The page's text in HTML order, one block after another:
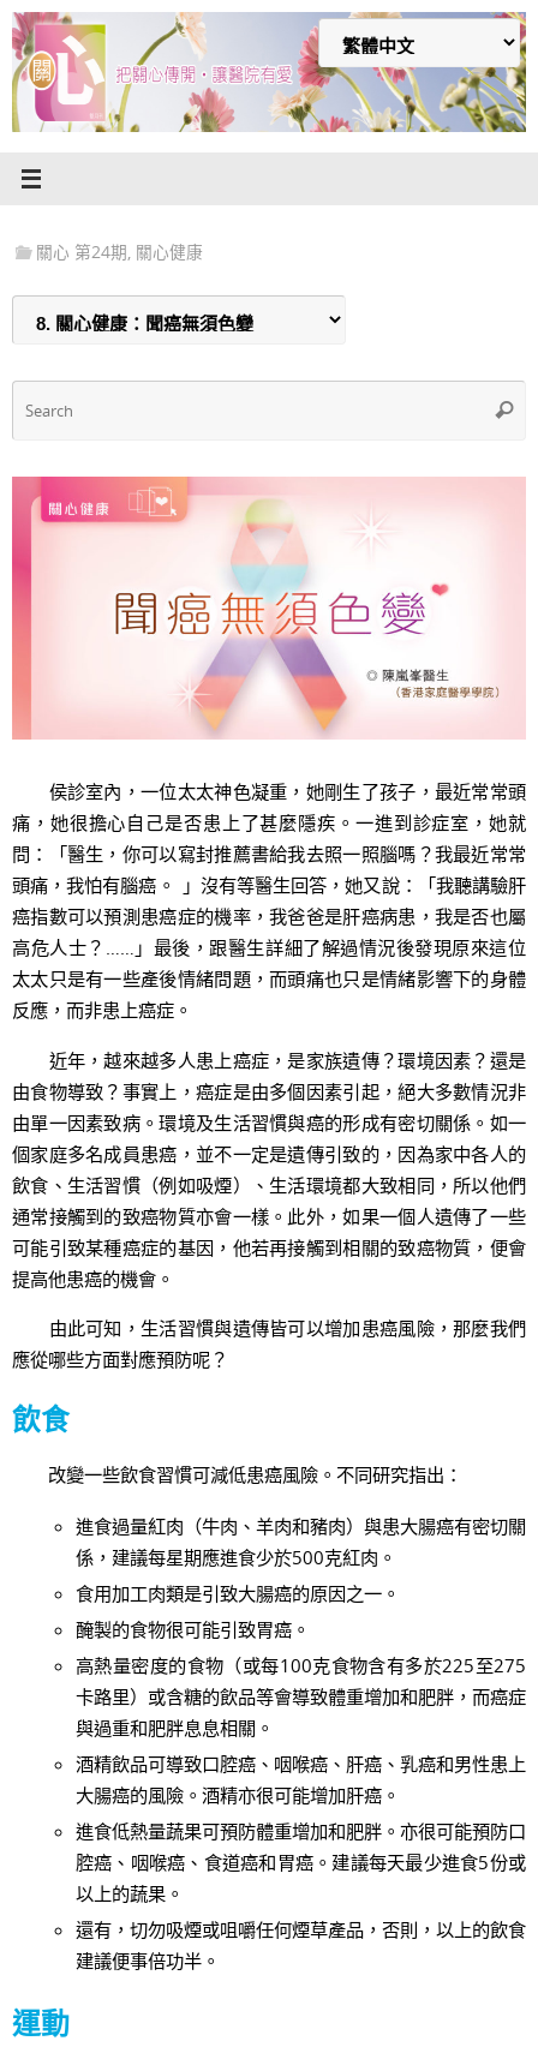
Skip
to
content
關心 第24期, 關心健康
侯診室內，一位太太神色凝重，她剛生了孩子，最近常常頭
痛，她很擔心自己是否患上了甚麼隱疾。一進到診症室，她就
問：「醫生，你可以寫封推薦書給我去照一照腦嗎？我最近常常
頭痛，我怕有腦癌。 」沒有等醫生回答，她又說：「我聽講驗肝
癌指數可以預測患癌症的機率，我爸爸是肝癌病患，我是否也屬
高危人士？……」最後，跟醫生詳細了解過情況後發現原來這位
太太只是有一些產後情緒問題，而頭痛也只是情緒影響下的身體
反應，而非患上癌症。
近年，越來越多人患上癌症，是家族遺傳？環境因素？還是
由食物導致？事實上，癌症是由多個因素引起，絕大多數情況非
由單一因素致病。環境及生活習慣與癌的形成有密切關係。如一
個家庭多名成員患癌，並不一定是遺傳引致的，因為家中各人的
飲食、生活習慣（例如吸煙）、生活環境都大致相同，所以他們
通常接觸到的致癌物質亦會一樣。此外，如果一個人遺傳了一些
可能引致某種癌症的基因，他若再接觸到相關的致癌物質，便會
提高他患癌的機會。
由此可知，生活習慣與遺傳皆可以增加患癌風險，那麼我們
應從哪些方面對應預防呢？
飲食
改變一些飲食習慣可減低患癌風險。不同研究指出：
進食過量紅肉（牛肉、羊肉和豬肉）與患大腸癌有密切關
係，建議每星期應進食少於500克紅肉。
食用加工肉類是引致大腸癌的原因之一。
醃製的食物很可能引致胃癌。
高熱量密度的食物（或每100克食物含有多於225至275
卡路里）或含糖的飲品等會導致體重增加和肥胖，而癌症
與過重和肥胖息息相關。
酒精飲品可導致口腔癌、咽喉癌、肝癌、乳癌和男性患上
大腸癌的風險。酒精亦很可能增加肝癌。
進食低熱量蔬果可預防體重增加和肥胖。亦很可能預防口
腔癌、咽喉癌、食道癌和胃癌。建議每天最少進食5份或
以上的蔬果。
還有，切勿吸煙或咀嚼任何煙草產品，否則，以上的飲食
建議便事倍功半。
運動